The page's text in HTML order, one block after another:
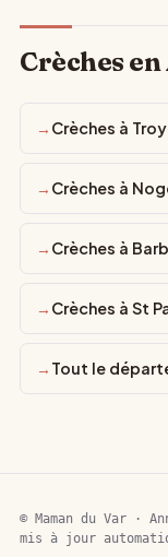
Crèches en
Crèches à
Crèches à
Crèches à
Crèches à St
Tout le
© Maman du Var ·
mis à jour